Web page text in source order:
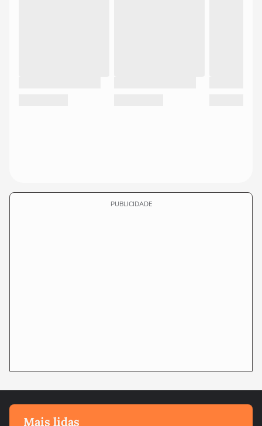
PUBLICIDADE
Mais lidas